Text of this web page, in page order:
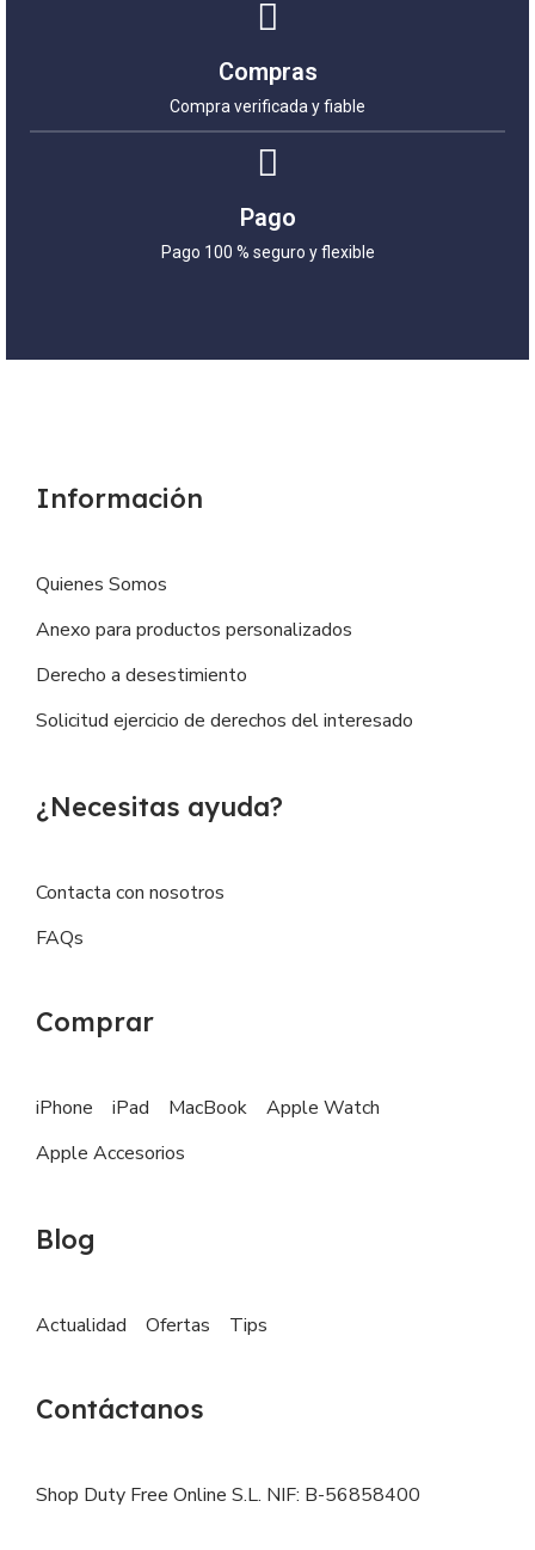
Compras
Compra verificada y fiable
Pago
Pago 100 % seguro y flexible
Información
Quienes Somos
Anexo para productos personalizados
Derecho a desestimiento
Solicitud ejercicio de derechos del interesado
¿Necesitas ayuda?
Contacta con nosotros
FAQs
Comprar
iPhone iPad MacBook
Apple Watch
Apple Accesorios
Blog
Actualidad Ofertas Tips
Contáctanos
Shop Duty Free Online S.L. NIF: B-56858400